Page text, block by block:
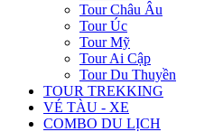
Tour Châu Âu
Tour Úc
Tour Mỹ
Tour Ai Cập
Tour Du Thuyền
TOUR TREKKING
VÉ TÀU - XE
COMBO DU LỊCH